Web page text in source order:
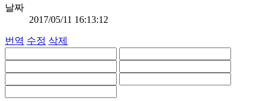
날짜
2017/05/11 16:13:12
번역 수정 삭제